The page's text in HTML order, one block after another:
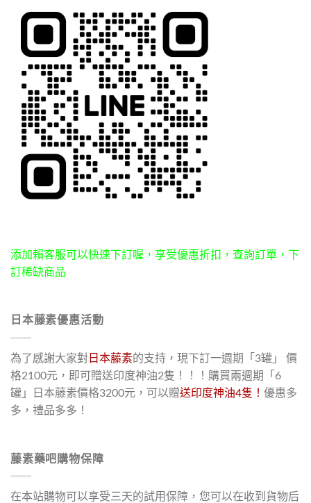
添加賴客服可以快速下訂喔，享受優惠折扣，查詢訂單，下
訂稀缺商品
日本藤素優惠活動
為了感謝大家對 日本藤素的支持，現下訂一週期「3罐」 價
格2100元，即可贈送印度神油2隻！！！購買兩週期「6
罐」日本藤素價格3200元，可以贈送印度神油4隻！ 優惠多
多，禮品多多！
藤素藥吧購物保障
在本站購物可以享受三天的試用保障，您可以在收到貨物后